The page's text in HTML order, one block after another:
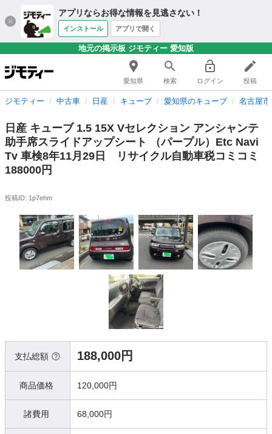
アプリならお得な情報を見逃さない！
インストール アプリで開く
地元の掲示板 ジモティー 愛知版
愛知県 検索 ログイン 投稿
ジモティー 中古車 日産 キューブ 愛知県のキューブ 名古屋
日産 キューブ 1.5 15X Vセレクション アンシャンテ
助手席スライドアップシート （パープル）Etc Navi
Tv 車検8年11月29日 リサイクル自動車税コミコミ
188000円
投稿ID: 1p7ehm
支払総額 188,000円
商品価格 120,000円
諸費用 68,000円